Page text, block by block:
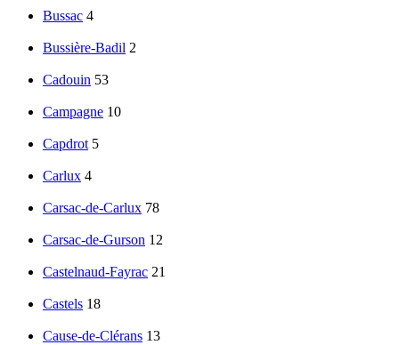
Bussac 4
Bussière-Badil 2
Cadouin 53
Campagne 10
Capdrot 5
Carlux 4
Carsac-de-Carlux 78
Carsac-de-Gurson 12
Castelnaud-Fayrac 21
Castels 18
Cause-de-Clérans 13